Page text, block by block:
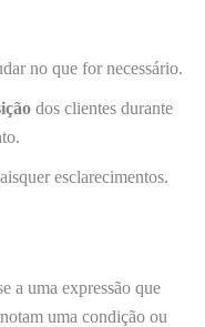
no que for necessário.
dos clientes durante
esclarecimentos.
a uma expressão que
uma condição ou